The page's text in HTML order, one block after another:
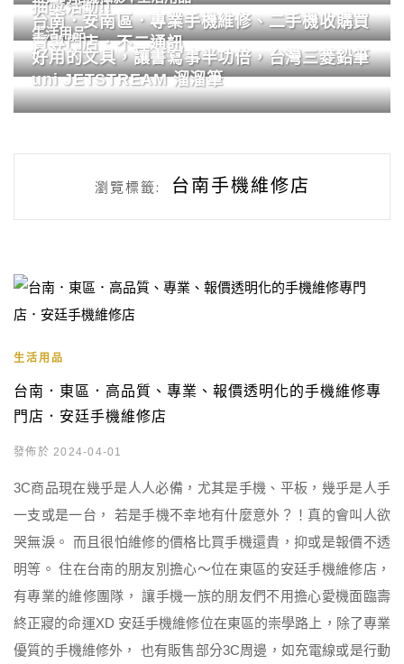
抽獎活動!!
台南．安南區．專業手機維修、二手機收購買
賣專門店．不二通訊
生活用品
好用的文具，讓書寫事半功倍，台灣三菱鉛筆
uni JETSTREAM 溜溜筆
瀏覽標籤: 台南手機維修店
生活用品
台南．東區．高品質、專業、報價透明化的手機維修專
門店．安廷手機維修店
發佈於 2024-04-01
3C商品現在幾乎是人人必備，尤其是手機、平板，幾乎是人手
一支或是一台， 若是手機不幸地有什麼意外？！真的會叫人欲
哭無淚。 而且很怕維修的價格比買手機還貴，抑或是報價不透
明等。 住在台南的朋友別擔心～位在東區的安廷手機維修店，
有專業的維修團隊， 讓手機一族的朋友們不用擔心愛機面臨壽
終正寢的命運XD 安廷手機維修位在東區的崇學路上，除了專業
優質的手機維修外， 也有販售部分3C周邊，如充電線或是行動